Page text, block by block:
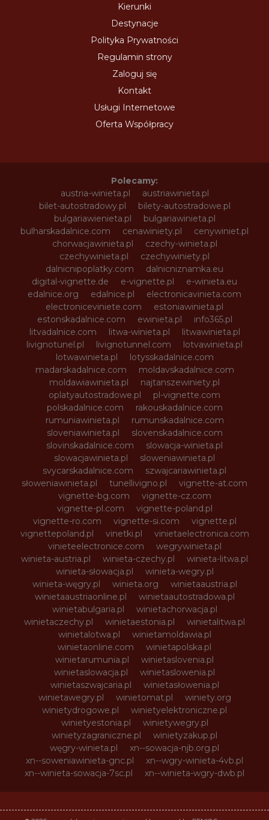
Kierunki
Destynacje
Polityka Prywatności
Regulamin strony
Zaloguj się
Kontakt
Usługi Internetowe
Oferta Współpracy
Polecamy:
austria-winieta.pl
austriawinieta.pl
bilet-autostradowy.pl
bilety-autostradowe.pl
bulgariawienieta.pl
bulgariawinieta.pl
bulharskadalnice.com
cenawiniety.pl
cenywiniet.pl
chorwacjawinieta.pl
czechy-winieta.pl
czechywinieta.pl
czechywiniety.pl
dalnicnipoplatky.com
dalnicniznamka.eu
digital-vignette.de
e-vignette.pl
e-winieta.eu
edalnice.org
edalnice.pl
electronicavinieta.com
electroniceviniete.com
estoniawinieta.pl
estonskadalnice.com
ewinieta.pl
info365.pl
litvadalnice.com
litwa-winieta.pl
litwawinieta.pl
livignotunel.pl
livignotunnel.com
lotvawinieta.pl
lotwawinieta.pl
lotysskadalnice.com
madarskadalnice.com
moldavskadalnice.com
moldawiawinieta.pl
najtanszewiniety.pl
oplatyautostradowe.pl
pl-vignette.com
polskadalnice.com
rakouskadalnice.com
rumuniawinieta.pl
rumunskadalnice.com
sloveniawinieta.pl
slovenskadalnice.com
slovinskadalnice.com
slowacja-winieta.pl
slowacjawinieta.pl
sloweniawinieta.pl
svycarskadalnice.com
szwajcariawinieta.pl
słoweniawinieta.pl
tunellivigno.pl
vignette-at.com
vignette-bg.com
vignette-cz.com
vignette-pl.com
vignette-poland.pl
vignette-ro.com
vignette-si.com
vignette.pl
vignettepoland.pl
vinetki.pl
vinietaelectronica.com
vinieteelectronice.com
wegrywinieta.pl
winieta-austria.pl
winieta-czechy.pl
winieta-litwa.pl
winieta-słowacja.pl
winieta-wegry.pl
winieta-węgry.pl
winieta.org
winietaaustria.pl
winietaaustriaonline.pl
winietaautostradowa.pl
winietabulgaria.pl
winietachorwacja.pl
winietaczechy.pl
winietaestonia.pl
winietalitwa.pl
winietalotwa.pl
winietamoldawia.pl
winietaonline.com
winietapolska.pl
winietarumunia.pl
winietaslovenia.pl
winietaslowacja.pl
winietaslowenia.pl
winietaszwajcaria.pl
winietasłowenia.pl
winietawegry.pl
winietomat.pl
winiety.org
winietydrogowe.pl
winietyelektroniczne.pl
winietyestonia.pl
winietywegry.pl
winietyzagraniczne.pl
winietyzakup.pl
węgry-winieta.pl
xn--sowacja-njb.org.pl
xn--soweniawinieta-gnc.pl
xn--wgry-winieta-4vb.pl
xn--winieta-sowacja-7sc.pl
xn--winieta-wgry-dwb.pl